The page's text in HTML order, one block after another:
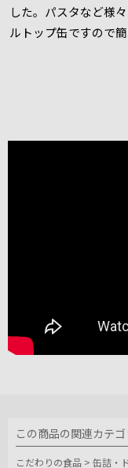
した。パスタなど様
ルトップ缶ですので
この商品の関連カテゴ
こだわりの食品 > 缶詰・